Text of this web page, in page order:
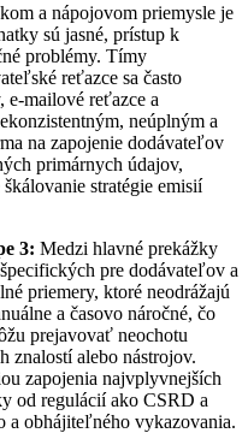
a nápojovom priemysle je
sú jasné, prístup k
problémy. Tímy
reťazce sa často
e-mailové reťazce a
neúplným a
na zapojenie dodávateľov
primárnych údajov,
stratégie emisií
3: Medzi hlavné prekážky
pre dodávateľov a
priemery, ktoré neodrážajú
a časovo náročné, čo
prejavovať neochotu
znalostí alebo nástrojov.
zapojenia najvplyvnejších
od regulácií ako CSRD a
a obhájiteľného vykazovania.